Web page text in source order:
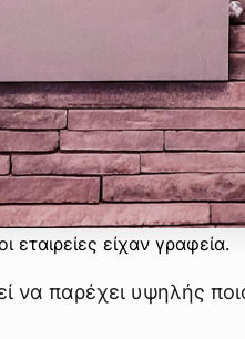
εταιρείες είχαν γραφεία.
παρέχει υψηλής